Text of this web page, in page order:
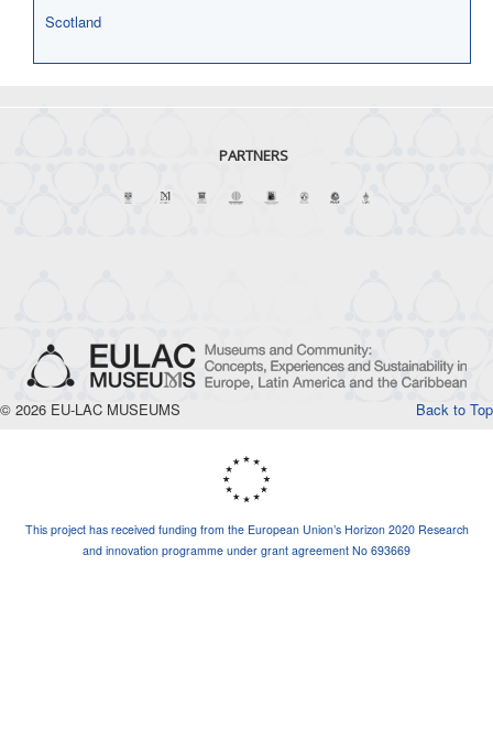
Scotland
PARTNERS
Back to Top
© 2026 EU-LAC MUSEUMS
This project has received funding from the European Union’s Horizon 2020 Research
and innovation programme under grant agreement No 693669